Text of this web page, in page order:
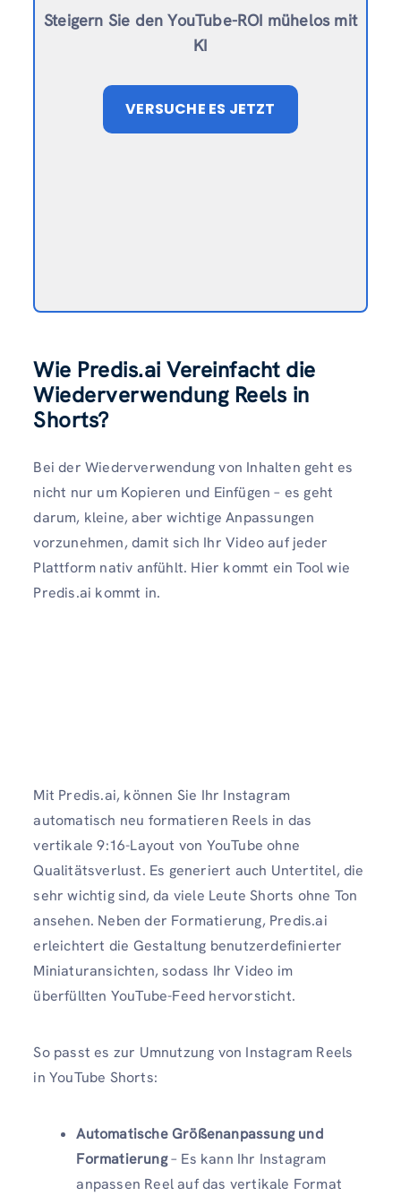
Steigern Sie den YouTube-ROI mühelos mit
KI
VERSUCHE ES JETZT
Wie Predis.ai Vereinfacht die
Wiederverwendung Reels in
Shorts?
Bei der Wiederverwendung von Inhalten geht es
nicht nur um Kopieren und Einfügen – es geht
darum, kleine, aber wichtige Anpassungen
vorzunehmen, damit sich Ihr Video auf jeder
Plattform nativ anfühlt. Hier kommt ein Tool wie
Predis.ai kommt in.
Mit Predis.ai, können Sie Ihr Instagram
automatisch neu formatieren Reels in das
vertikale 9:16-Layout von YouTube ohne
Qualitätsverlust. Es generiert auch Untertitel, die
sehr wichtig sind, da viele Leute Shorts ohne Ton
ansehen. Neben der Formatierung, Predis.ai
erleichtert die Gestaltung benutzerdefinierter
Miniaturansichten, sodass Ihr Video im
überfüllten YouTube-Feed hervorsticht.
So passt es zur Umnutzung von Instagram Reels
in YouTube Shorts:
Automatische Größenanpassung und
Formatierung– Es kann Ihr Instagram
anpassen Reel auf das vertikale Format